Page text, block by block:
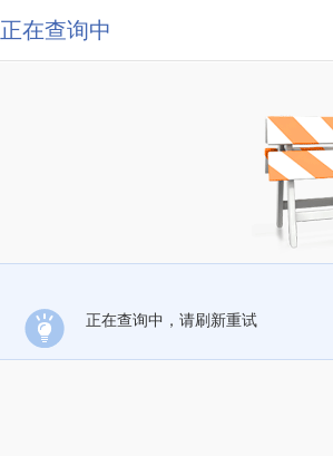
正在查询中
正在查询中，请刷新重试